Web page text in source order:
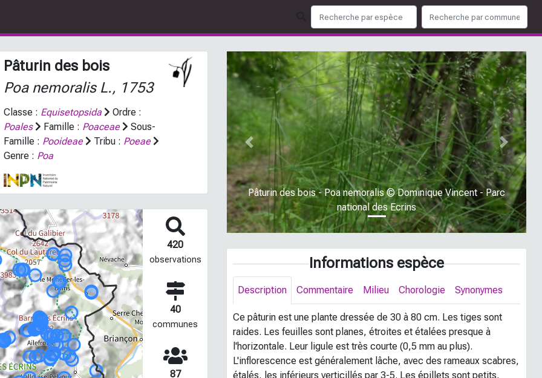
Pâturin des bois
Poa nemoralisL., 1753
Classe : Equisetopsida
Ordre :
Poales
Famille : Poaceae
Sous-
Famille : Pooideae Tribu : Poeae
Genre : Poa
420
observations
40
communes
87
Pâturin des bois - Poa nemoralis © Dominique Vincent - Parc
national des Ecrins
Previous Next
Informations espèce
Description Commentaire Milieu Chorologie Synonymes
Ce pâturin est une plante dressée de 30 à 80 cm. Les tiges sont
raides. Les feuilles sont planes, étroites et étalées presque à
l'horizontale. Leur ligule est très courte (0,5 mm au plus).
L'inflorescence est généralement lâche, avec des rameaux scabres,
étalés, les inférieurs verticillés par 3-5. Les épillets sont petits,